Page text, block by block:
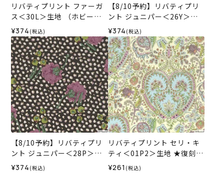
リバティプリント ファーガ
ス＜30L＞生地 （ホビーラ
ホビーレオリジナル）2026
SS
¥374 (税込)
【8/10予約】リバティプリ
ント ジュニパー＜26Y＞生
地 （ホビーラホビーレオリ
ジナル）2026AW
¥374 (税込)
【8/10予約】リバティプリ
ント ジュニパー＜28P＞生
地 （ホビーラホビーレオリ
ジナル）2026AW
¥374 (税込)
リバティプリント セリ・キ
ティ＜01P2＞生地 ★復刻色
（ホビーラホビーレオリジ
ナル）2025SS
¥261 (税込)